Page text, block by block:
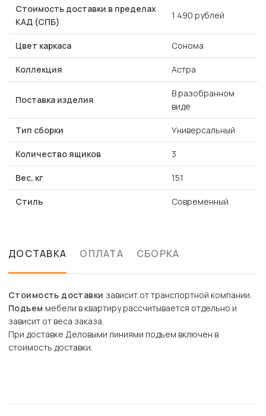
Стоимость доставки в пределах
КАД (СПБ)
1 490 рублей
Цвет каркаса Сонома
Коллекция Астра
Поставка изделия
В разобранном
виде
Тип сборки Универсальный
Количество ящиков 3
Вес, кг 151
Стиль Современный
ДОСТАВКА ОПЛАТА СБОРКА
Стоимость доставки зависит от транспортной компании.
Подъем мебели в квартиру рассчитывается отдельно и
зависит от веса заказа.
При доставке Деловыми линиями подъем включен в
стоимость доставки.